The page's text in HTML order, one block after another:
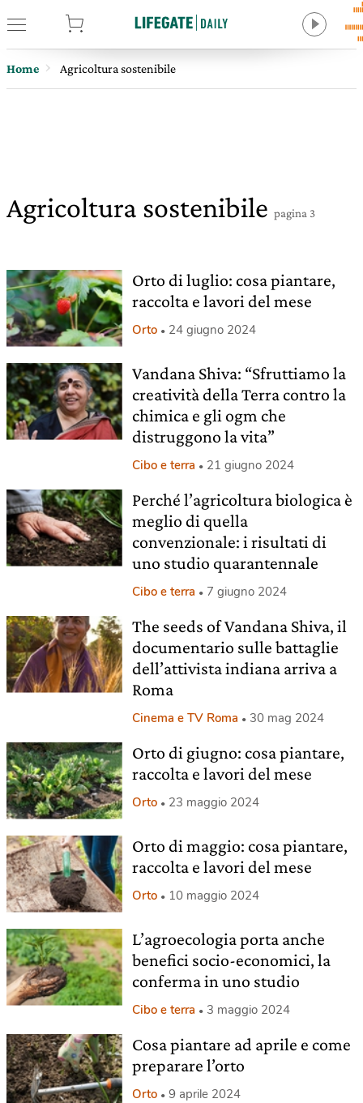
Home Agricoltura sostenibile
Agricoltura sostenibile pagina 3
Orto di luglio: cosa piantare,
raccolta e lavori del mese
Orto 24 giugno 2024
Vandana Shiva: “Sfruttiamo la
creatività della Terra contro la
chimica e gli ogm che
distruggono la vita”
Cibo e terra 21 giugno 2024
Perché l’agricoltura biologica è
meglio di quella
convenzionale: i risultati di
uno studio quarantennale
Cibo e terra 7 giugno 2024
The seeds of Vandana Shiva, il
documentario sulle battaglie
dell’attivista indiana arriva a
Roma
Cinema e TV Roma 30 mag 2024
Orto di giugno: cosa piantare,
raccolta e lavori del mese
Orto 23 maggio 2024
Orto di maggio: cosa piantare,
raccolta e lavori del mese
Orto 10 maggio 2024
L’agroecologia porta anche
benefici socio-economici, la
conferma in uno studio
Cibo e terra 3 maggio 2024
Cosa piantare ad aprile e come
preparare l’orto
Orto 9 aprile 2024